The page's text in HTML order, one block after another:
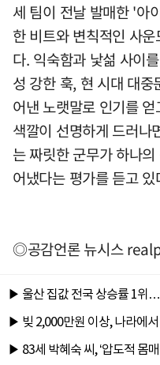
세 팀이 전날 발매한 '아
한 비트와 변칙적인 사
다. 익숙함과 낯섦 사이
성 강한 훅, 현 시대 대
어낸 노랫말로 인기를
색깔이 선명하게 드러나
는 짜릿한 군무가 하나
어냈다는 평가를 듣고 있
◎공감언론 뉴시스